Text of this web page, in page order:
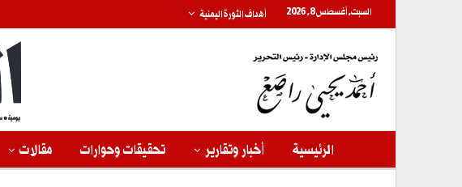
السبت, أغسطس 8, 2026 أهداف الثورة اليمنية
الرئيسية أخبار وتقارير تحقيقات وحوارات مقالات